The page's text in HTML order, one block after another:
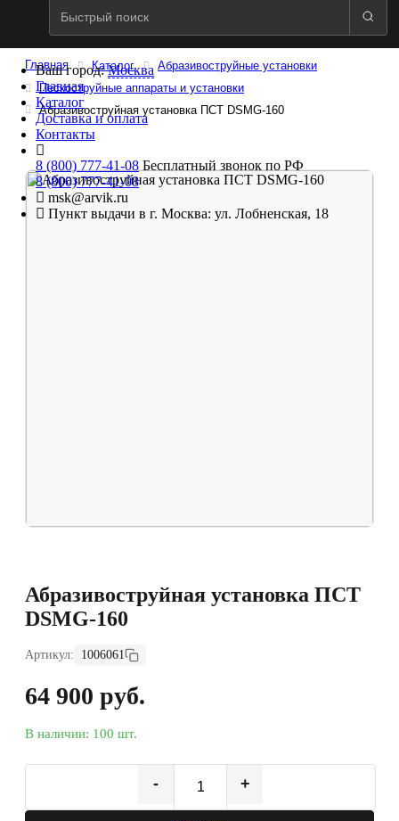
Ваш город:Москва
Главная
Каталог
Доставка и оплата
Контакты
8 (800) 777-41-08 Бесплатный звонок по РФ
8 (800) 777-41-08
msk@arvik.ru
Пункт выдачи в г. Москва: ул. Лобненская, 18
Главная Каталог
Абразивоструйные установки
Пескоструйные аппараты и установки
Абразивоструйная установка ПСТ DSMG-160
Абразивоструйная установка ПСТ
DSMG-160
Артикул: 1006061
64 900 руб.
В наличии: 100 шт.
- +